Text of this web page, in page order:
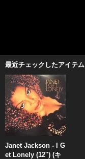
最近チェックしたアイテム
Janet Jackson - I G
et Lonely (12'') (キ